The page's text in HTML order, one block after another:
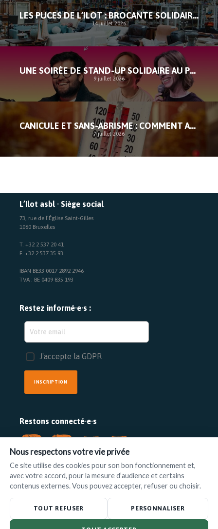
LES PUCES DE L’ILOT : BROCANTE SOLIDAIRE À SAINT-GILLES
14 juillet 2026
UNE SOIRÉE DE STAND-UP SOLIDAIRE AU PROFIT DE L’ILOT
9 juillet 2026
CANICULE ET SANS-ABRISME : COMMENT AGIR FACE À L’URGENCE
7 juillet 2026
L’Ilot asbl · Siège social
73, rue de l’Église Saint-Gilles
1060 Bruxelles
T. +32 2 537 20 41
F. +32 2 537 35 93
IBAN BE33 0017 2892 2946
TVA : BE 0409 835 193
Restez informé·e·s :
J'accepte la GDPR
INSCRIPTION
Restons connecté·e·s
FAIRE UN DON
www.ilot.be• info@ilot.be
Nous respectons votre vie privée
Ce site utilise des cookies pour son bon fonctionnement et,
avec votre accord, pour la mesure d’audience et certains
contenus externes. Vous pouvez accepter, refuser ou choisir.
TOUT REFUSER PERSONNALISER